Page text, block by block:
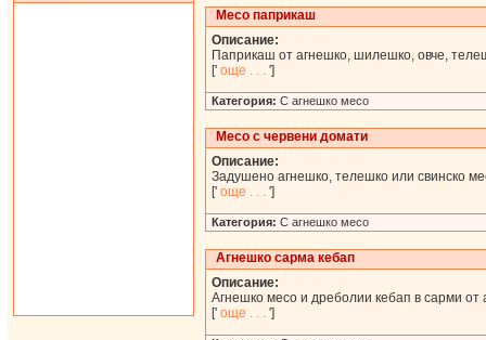
Месо паприкаш
Описание:
Паприкаш от агнешко, шилешко, овче,
[' още . . . ']
Категория: С агнешко месо
Месо с червени домати
Описание:
Задушено агнешко, телешко или свинско
[' още . . . ']
Категория: С агнешко месо
Агнешко сарма кебап
Описание:
Агнешко месо и дреболии кебап в сарми от
[' още . . . ']